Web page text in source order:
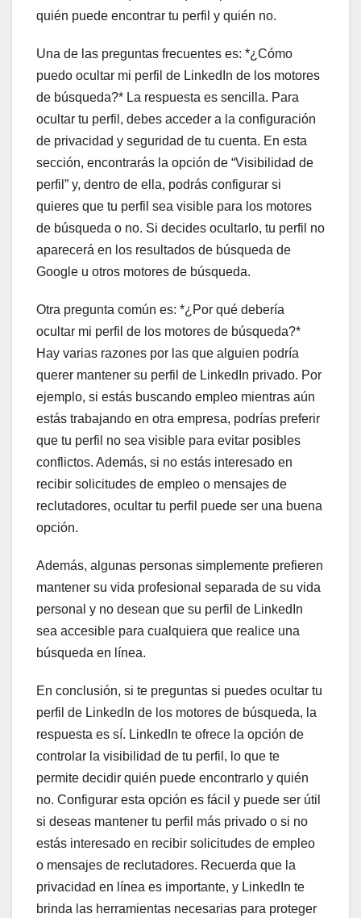
quién puede encontrar tu perfil y quién no.
Una de las preguntas frecuentes es: *¿Cómo
puedo ocultar mi perfil de LinkedIn de los motores
de búsqueda?* La respuesta es sencilla. Para
ocultar tu perfil, debes acceder a la configuración
de privacidad y seguridad de tu cuenta. En esta
sección, encontrarás la opción de “Visibilidad de
perfil” y, dentro de ella, podrás configurar si
quieres que tu perfil sea visible para los motores
de búsqueda o no. Si decides ocultarlo, tu perfil no
aparecerá en los resultados de búsqueda de
Google u otros motores de búsqueda.
Otra pregunta común es: *¿Por qué debería
ocultar mi perfil de los motores de búsqueda?*
Hay varias razones por las que alguien podría
querer mantener su perfil de LinkedIn privado. Por
ejemplo, si estás buscando empleo mientras aún
estás trabajando en otra empresa, podrías preferir
que tu perfil no sea visible para evitar posibles
conflictos. Además, si no estás interesado en
recibir solicitudes de empleo o mensajes de
reclutadores, ocultar tu perfil puede ser una buena
opción.
Además, algunas personas simplemente prefieren
mantener su vida profesional separada de su vida
personal y no desean que su perfil de LinkedIn
sea accesible para cualquiera que realice una
búsqueda en línea.
En conclusión, si te preguntas si puedes ocultar tu
perfil de LinkedIn de los motores de búsqueda, la
respuesta es sí. LinkedIn te ofrece la opción de
controlar la visibilidad de tu perfil, lo que te
permite decidir quién puede encontrarlo y quién
no. Configurar esta opción es fácil y puede ser útil
si deseas mantener tu perfil más privado o si no
estás interesado en recibir solicitudes de empleo
o mensajes de reclutadores. Recuerda que la
privacidad en línea es importante, y LinkedIn te
brinda las herramientas necesarias para proteger